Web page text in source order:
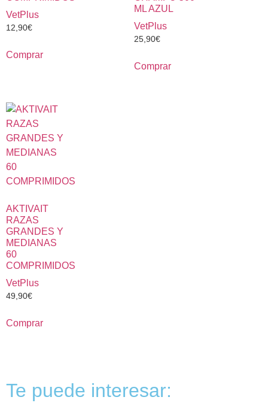
VetPlus
12,90€
Comprar
ML AZUL
VetPlus
25,90€
Comprar
AKTIVAIT
RAZAS
GRANDES Y
MEDIANAS
60
COMPRIMIDOS
VetPlus
49,90€
Comprar
Te puede interesar: